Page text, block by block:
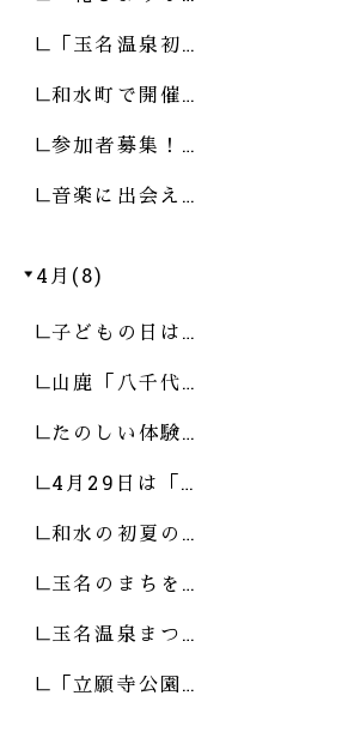
「玉名温泉初…
和水町で開催…
参加者募集！…
音楽に出会え…
4月(8)
子どもの日は…
山鹿「八千代…
たのしい体験…
4月29日は「…
和水の初夏の…
玉名のまちを…
玉名温泉まつ…
「立願寺公園…